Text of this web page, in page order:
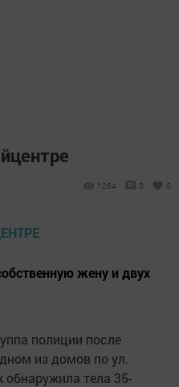
1264 0 0
жену и двух
полиции после
из домов по ул.
тела 35-